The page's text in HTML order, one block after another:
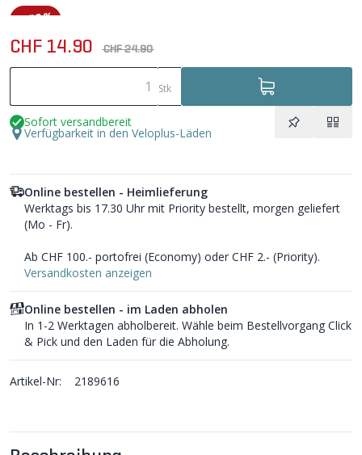
-40%
CHF 14.90 CHF 24.90
Stk
Sofort versandbereit
Verfügbarkeit in den Veloplus-Läden
Online bestellen - Heimlieferung
Werktags bis 17.30 Uhr mit Priority bestellt, morgen geliefert
(Mo - Fr).
Ab CHF 100.- portofrei (Economy) oder CHF 2.- (Priority).
Versandkosten anzeigen
Online bestellen - im Laden abholen
In 1-2 Werktagen abholbereit. Wähle beim Bestellvorgang Click
& Pick und den Laden für die Abholung.
Artikel-Nr: 2189616